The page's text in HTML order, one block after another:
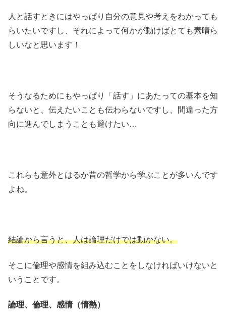
人と話すときにはやっぱり自分の意見や考えをわかっても
らいたいですし、それによって何かが動けばとても素晴ら
しいなと思います！
そうなるためにもやっぱり「話す」にあたっての基本を知
らないと、伝えたいことも伝わらないですし、間違った方
向に進んでしまうことも避けたい…
これらも意外とはるか昔の哲学から学ぶことが多いんです
よね。
結論から言うと、人は論理だけでは動かない。
そこに倫理や感情を組み込むことをしなければいけないと
いうことです。
論理、倫理、感情（情熱）